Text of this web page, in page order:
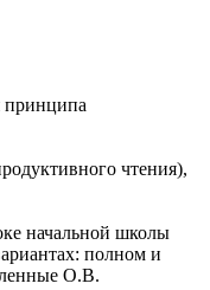
принципа
чтения),
начальной школы
полном и
О.В.